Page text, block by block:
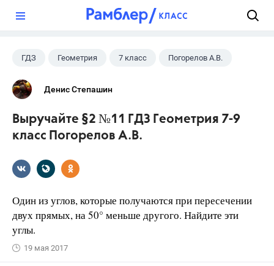
ГДЗ Геометрия 7 класс Погорелов А.В.
Денис Степашин
Выручайте §2 №11 ГДЗ Геометрия 7-9
класс Погорелов А.В.
Один из углов, которые получаются при пересечении
двух прямых, на 50° меньше другого. Найдите эти
углы.
19 мая 2017